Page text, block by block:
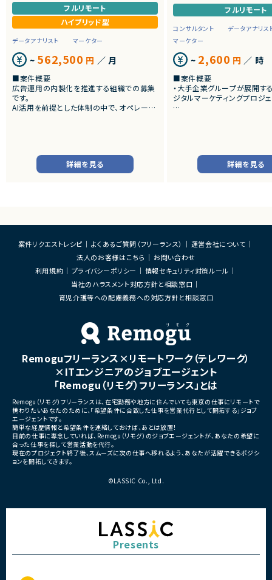
フルリモート
ハイブリッド型
データアナリスト マーケター
~ 562,500 円 ／ 月
■案件概要
広告運用の内製化を推進する組織での募集
です。
AI活用を前提とした体制の中で、オペレーシ
広告案件を担当します。
・Google、Yahoo!、YouTubeおよび主要SN
S媒体を活用した広告運用を行います。
・配信設定変更、クリエイティブ差替え、審査
・媒体管理画面での運用業務
・UTM/URL設定、レポート更新などの日次
・配信データの簡易分析による異常値検知
およびエスカレーション対応
・運用ルール改善や業務効率化施策の提案
・広告運用体制の内製化強化に伴う増員募
・広告運用
・レポーティング
■チーム構成
戦略担当リーダー＋オペレーションメンバー
（本ポジションはオペレーション寄り）
■その他補足
・担当案件数は5～10件程度
・フルリモート勤務可 ※東京近郊在住者は
月8日程度出社のハイブリッド相談可
詳細を見る
フルリモート
コンサルタント
データアナリス
マーケター
~ 2,600 円 ／ 時
■案件概要
・大手企業グループが展開す
ジタルマーケティングプロジェ
■業務内容
・GA4、Clarity等を用いたユ
・A/Bテストの企画、実行、効
・SEO流入データを踏まえた
け
・仮説立案から施策実行、効
気通貫推進
・マーケティングチームおよ
種調整
■募集背景
・SEO流入拡大とCVR向上を
るための体制強化
■担当工程
・分析 ・要件整理 ・施策立案
定 ・改善提案
■その他補足
・原則フルリモート （必要に
詳細を見る
案件リクエストレシピ よくあるご質問（フリーランス）
運営会社について
法人のお客様はこちら
お問い合わせ
利用規約
プライバシーポリシー
情報セキュリティ対策ルール
当社のハラスメント対応方針と相談窓口
育児介護等への配慮義務への対応方針と相談窓口
Remoguフリーランス×リモートワーク（テレワーク）
×ITエンジニアのジョブエージェント
「Remogu（リモグ）フリーランス」とは
Remogu（リモグ）フリーランスは、在宅勤務や地方に住んでいても東京の仕事にリモートで
携わりたいあなたのために、「希望条件に合致した仕事を営業代行として開拓する」ジョブ
エージェントです。
簡単な経歴情報と希望条件を連絡しておけば、あとは放置！
目前の仕事に専念していれば、Remogu（リモグ）のジョブエージェントが、あなたの希望に
合った仕事を探して営業活動を代行。
現在のプロジェクト終了後、スムーズに次の仕事へ移れるよう、あなたが活躍できるポジシ
ョンを開拓してきます。
©LASSIC Co., Ltd.
Presents